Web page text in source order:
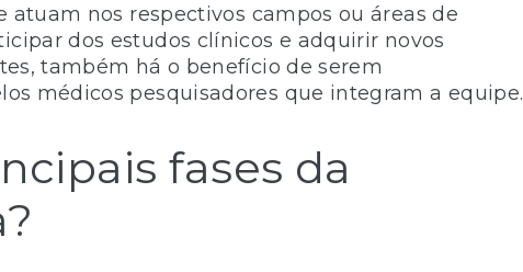
atuam nos respectivos campos ou áreas de
dos estudos clínicos e adquirir novos
também há o benefício de serem
médicos pesquisadores que integram a equipe.
fases da